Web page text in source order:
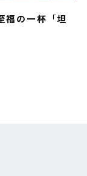
福の一杯「坦